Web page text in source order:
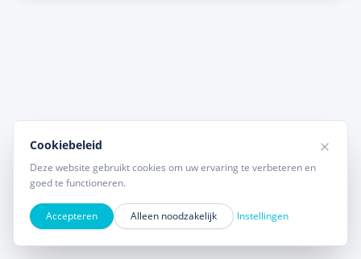
Cookiebeleid
Deze website gebruikt cookies om uw ervaring te verbeteren en
goed te functioneren.
Accepteren Alleen noodzakelijk Instellingen